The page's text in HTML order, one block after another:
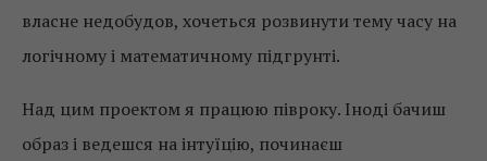
власне недобудов, хочеться розвинути тему часу на
логічному і математичному підгрунті.
Над цим проектом я працюю півроку. Іноді бачиш
образ і ведешся на інтуїцію, починаєш